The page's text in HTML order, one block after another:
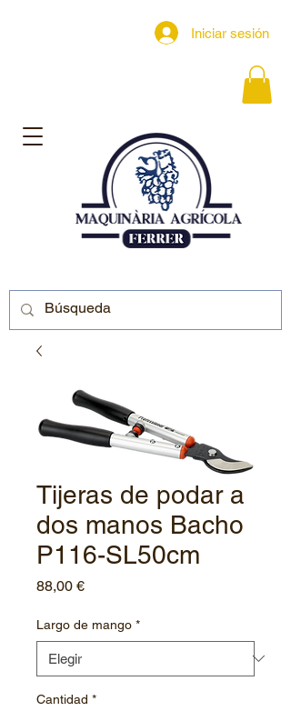
Iniciar sesión
Tijeras de podar a
dos manos Bacho
P116-SL50cm
88,00 €Precio
Largo de mango *
Cantidad *